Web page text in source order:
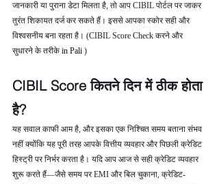
जानकारी या पुराना डेटा मिलता है, तो आप CIBIL पोर्टल पर जाकर
तुरंत शिकायत दर्ज कर सकते हैं। इससे आपका स्कोर सही और
विश्वसनीय बना रहता है। (CIBIL Score Check करने और
सुधारने के तरीके in Pali )
CIBIL Score कितने दिन में ठीक होता
है?
यह सवाल काफी आम है, और इसका एक निश्चित समय बताना संभव
नहीं क्योंकि यह पूरी तरह आपके वित्तीय व्यवहार और पिछली क्रेडिट
हिस्ट्री पर निर्भर करता है। यदि आप आज से सही क्रेडिट व्यवहार
शुरू करते हैं—जैसे समय पर EMI और बिल चुकाना, क्रेडिट-